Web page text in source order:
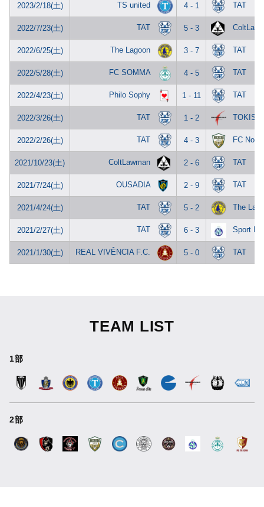
2023/2/18(土) TS united 4 - 1 TAT
2022/7/23(土) TAT 5 - 3
2022/6/25(土) The Lagoon 3 - 7 TAT
2022/5/28(土) FC SOMMA 4 - 5 TAT
2022/4/23(土) Philo Sophy 1 - 11 TAT
2022/3/26(土) TAT 1 - 2
2022/2/26(土) TAT 4 - 3 FC
2021/10/23(土) ColtLawman 2 - 6 TAT
2021/7/24(土) OUSADIA 2 - 9 TAT
2021/4/24(土) TAT 5 - 2 The
2021/2/27(土) TAT 6 - 3 Sport
2021/1/30(土) REAL VIVÊNCIA F.C. 5 - 0 TAT
TEAM LIST
1部
2部